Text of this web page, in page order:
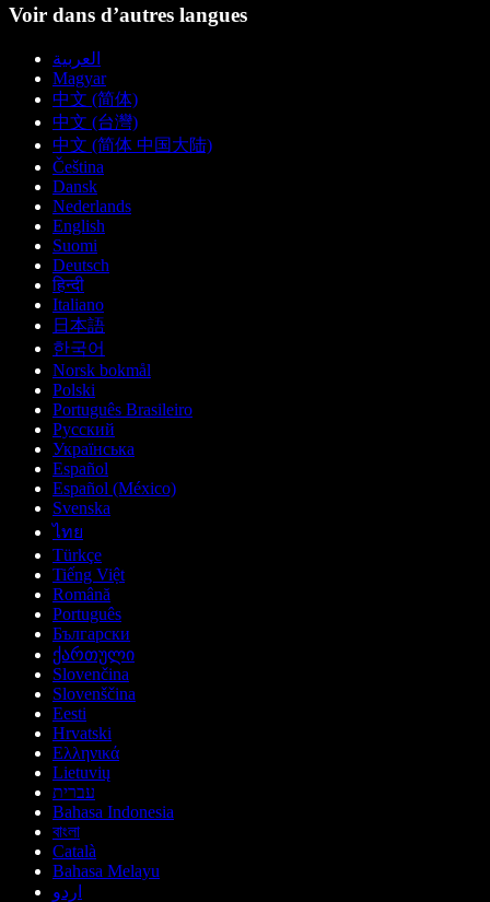
Voir dans d’autres langues
العربية
Magyar
中文 (简体)
中文 (台灣)
中文 (简体 中国大陆)
Čeština
Dansk
Nederlands
English
Suomi
Deutsch
हिन्दी
Italiano
日本語
한국어
Norsk bokmål
Polski
Português Brasileiro
Русский
Українська
Español
Español (México)
Svenska
ไทย
Türkçe
Tiếng Việt
Română
Português
Български
ქართული
Slovenčina
Slovenščina
Eesti
Hrvatski
Ελληνικά
Lietuvių
עברית
Bahasa Indonesia
বাংলা
Català
Bahasa Melayu
اردو